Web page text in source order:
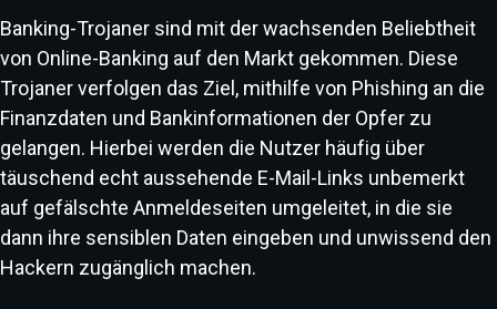
Banking-Trojaner sind mit der wachsenden Beliebtheit
von Online-Banking auf den Markt gekommen. Diese
Trojaner verfolgen das Ziel, mithilfe von Phishing an die
Finanzdaten und Bankinformationen der Opfer zu
gelangen. Hierbei werden die Nutzer häufig über
täuschend echt aussehende E-Mail-Links unbemerkt
auf gefälschte Anmeldeseiten umgeleitet, in die sie
dann ihre sensiblen Daten eingeben und unwissend den
Hackern zugänglich machen.